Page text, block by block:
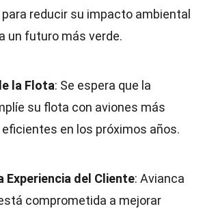
reducir su impacto ambiental
un futuro más verde.
la Flota: Se espera que la
su flota con aviones más
en los próximos años.
Experiencia del Cliente: Avianca
comprometida a mejorar